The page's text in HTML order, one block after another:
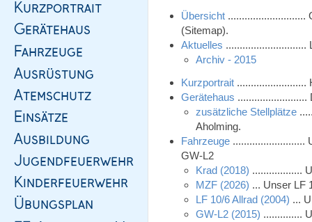
Übersicht............................
(Sitemap).
Aktuelles .............................
Archiv - 2015
Kurzportrait.........................
Gerätehaus .........................
zusätzliche Stellplätze
Aholming.
Fahrzeuge..........................
GW-L2
Krad (2018) ..................
MZF (2026) ... Unser LF
LF 10/6 Allrad (2004) ...
GW-L2 (2015) ..............